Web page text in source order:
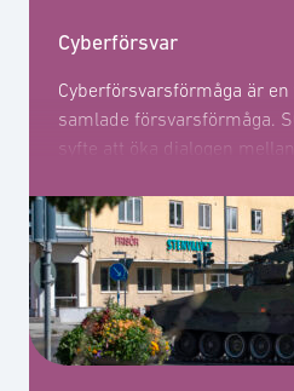
Cyberförsvar
Cyberförsvarsförmåga är
samlade försvarsförmåga.
syfte att öka dialogen
myndigheter och
till cyberförsvaret.